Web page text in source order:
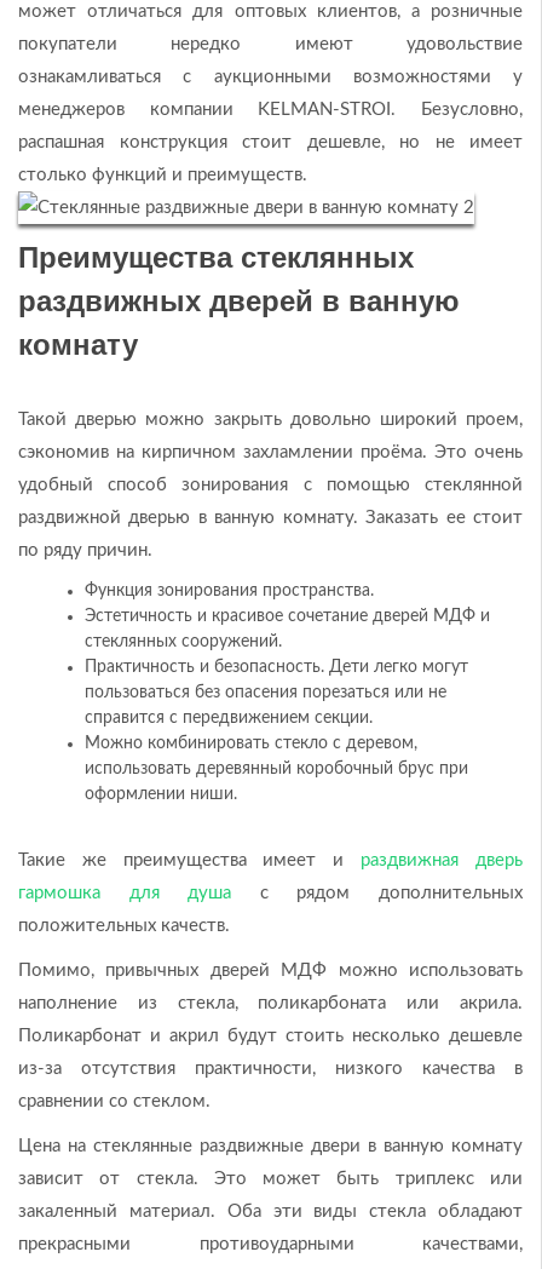
может отличаться для оптовых клиентов, а розничные
покупатели нередко имеют удовольствие
ознакамливаться с аукционными возможностями у
менеджеров компании KELMAN-STROI. Безусловно,
распашная конструкция стоит дешевле, но не имеет
столько функций и преимуществ.
Преимущества стеклянных
раздвижных дверей в ванную
комнату
Такой дверью можно закрыть довольно широкий проем,
сэкономив на кирпичном захламлении проёма. Это очень
удобный способ зонирования с помощью стеклянной
раздвижной дверью в ванную комнату. Заказать ее стоит
по ряду причин.
Функция зонирования пространства.
Эстетичность и красивое сочетание дверей МДФ и
стеклянных сооружений.
Практичность и безопасность. Дети легко могут
пользоваться без опасения порезаться или не
справится с передвижением секции.
Можно комбинировать стекло с деревом,
использовать деревянный коробочный брус при
оформлении ниши.
Такие же преимущества имеет и раздвижная дверь
гармошка для душа с рядом дополнительных
положительных качеств.
Помимо, привычных дверей МДФ можно использовать
наполнение из стекла, поликарбоната или акрила.
Поликарбонат и акрил будут стоить несколько дешевле
из-за отсутствия практичности, низкого качества в
сравнении со стеклом.
Цена на стеклянные раздвижные двери в ванную комнату
зависит от стекла. Это может быть триплекс или
закаленный материал. Оба эти виды стекла обладают
прекрасными противоударными качествами,